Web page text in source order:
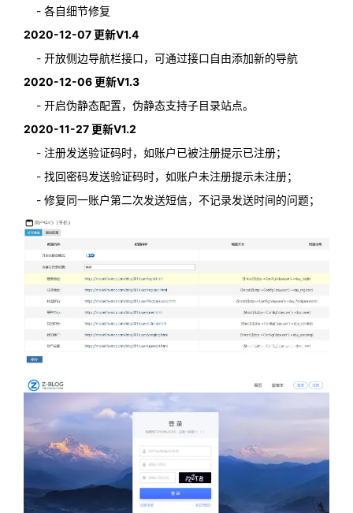
- 各自细节修复
2020-12-07 更新V1.4
- 开放侧边导航栏接口，可通过接口自由添加新的导航
2020-12-06 更新V1.3
- 开启伪静态配置， 伪静态支持子目录站点。
2020-11-27 更新V1.2
- 注册发送验证码时，如账户已被注册提示已注册；
- 找回密码发送验证码时，如账户未注册提示未注册；
- 修复同一账户第二次发送短信，不记录发送时间的问题；